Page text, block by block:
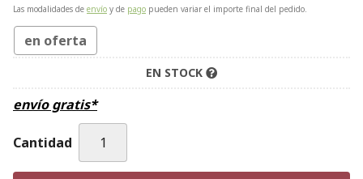
Las modalidades de envío y de pago pueden variar el importe final del pedido.
en oferta
EN STOCK
envío gratis*
Cantidad